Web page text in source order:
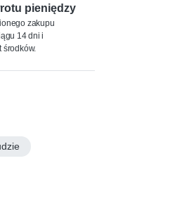
pieniędzy
zakupu
14 dni i
środków.